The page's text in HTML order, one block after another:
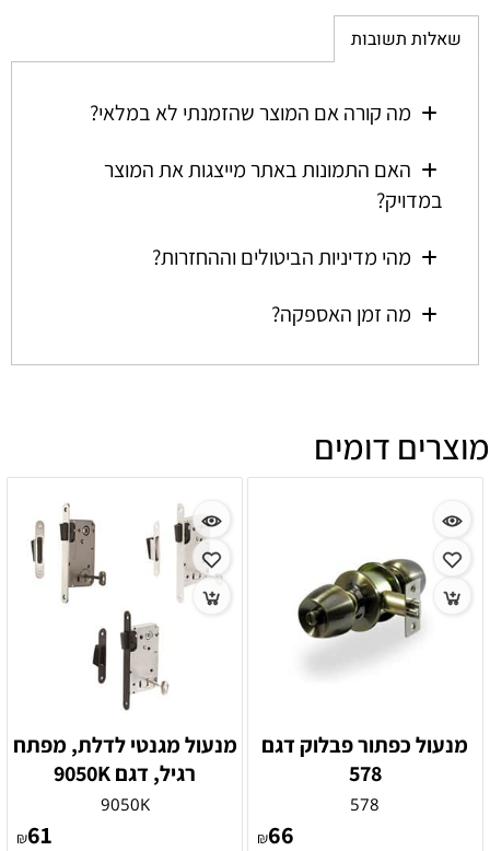
שאלות תשובות
מה קורה אם המוצר שהזמנתי לא במלאי?
האם התמונות באתר מייצגות את המוצר
במדויק?
מהי מדיניות הביטולים וההחזרות?
מה זמן האספקה?
מוצרים דומים
מנעול כפתור פבלוק דגם
578
578
₪66
מנעול מגנטי לדלת, מפתח
רגיל, דגם 9050K
9050K
₪61